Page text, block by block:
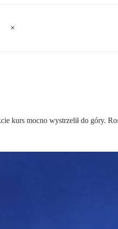
kurs mocno wystrzelił do góry.